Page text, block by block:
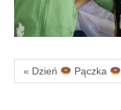
« Dzień Pączka